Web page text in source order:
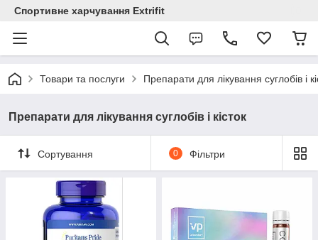
Спортивне харчування Extrifit
Товари та послуги Препарати для лікування суглобів і
Препарати для лікування суглобів і кісток
Сортування 0 Фільтри